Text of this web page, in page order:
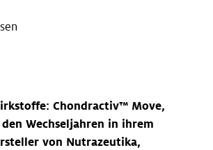
Chondractiv™ Move,
Wechseljahren in ihrem
von Nutrazeutika,